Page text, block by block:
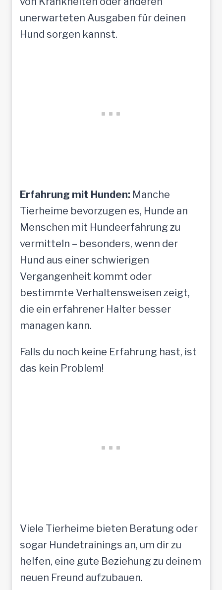
unerwarteten Ausgaben für deinen
Hund sorgen kannst.
Erfahrung mit Hunden: Manche
Tierheime bevorzugen es, Hunde an
Menschen mit Hundeerfahrung zu
vermitteln – besonders, wenn der
Hund aus einer schwierigen
Vergangenheit kommt oder
bestimmte Verhaltensweisen zeigt,
die ein erfahrener Halter besser
managen kann.
Falls du noch keine Erfahrung hast, ist
das kein Problem!
Viele Tierheime bieten Beratung oder
sogar Hundetrainings an, um dir zu
helfen, eine gute Beziehung zu deinem
neuen Freund aufzubauen.